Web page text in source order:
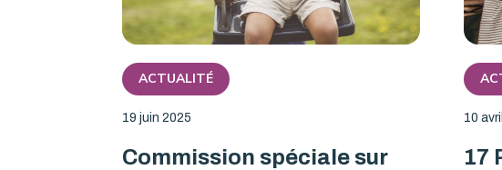
ACTUALITÉ
19 juin 2025
Commission spéciale sur
10
17